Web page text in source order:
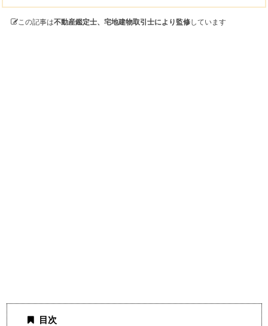
この記事は不動産鑑定士、宅地建物取引士により監修しています
目次